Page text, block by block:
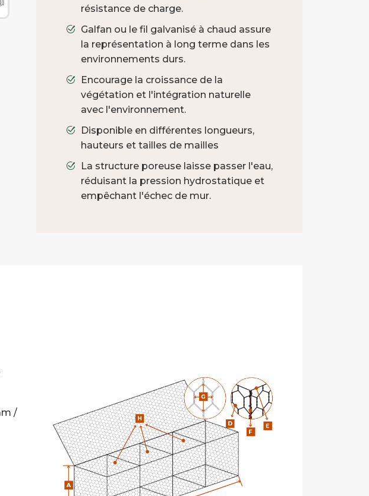
par GC42
résistance de charge.
Galfan ou le fil galvanisé à chaud assure
la représentation à long terme dans les
environnements durs.
Encourage la croissance de la
végétation et l'intégration naturelle
avec l'environnement.
Disponible en différentes longueurs,
hauteurs et tailles de mailles
La structure poreuse laisse passer l'eau,
réduisant la pression hydrostatique et
empêchant l'échec de mur.
/